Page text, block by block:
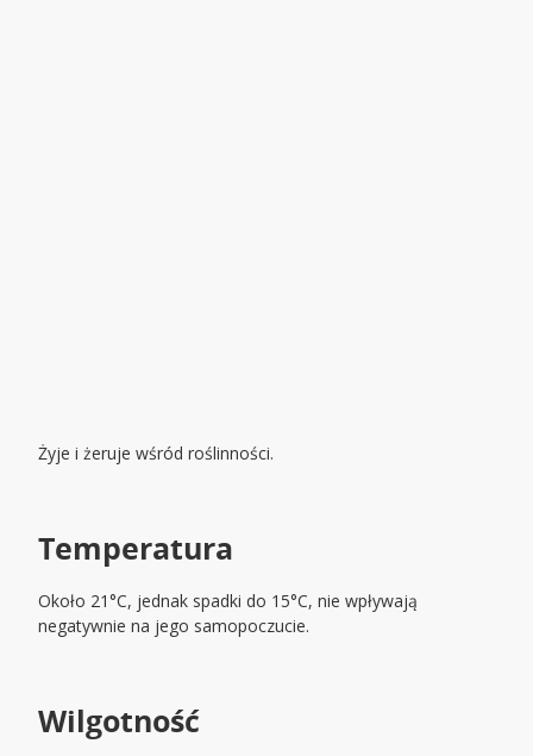
Żyje i żeruje wśród roślinności.
Temperatura
Około 21°C, jednak spadki do 15°C, nie wpływają
negatywnie na jego samopoczucie.
Wilgotność